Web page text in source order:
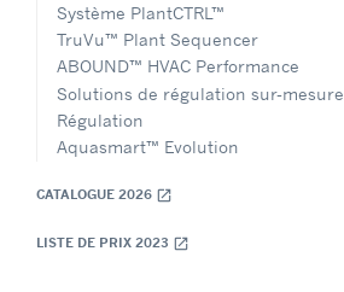
Système PlantCTRL™
TruVu™ Plant Sequencer
ABOUND™ HVAC Performance
Solutions de régulation sur-mesure
Régulation
Aquasmart™ Evolution
CATALOGUE 2026 open_in_new
LISTE DE PRIX 2023 open_in_new